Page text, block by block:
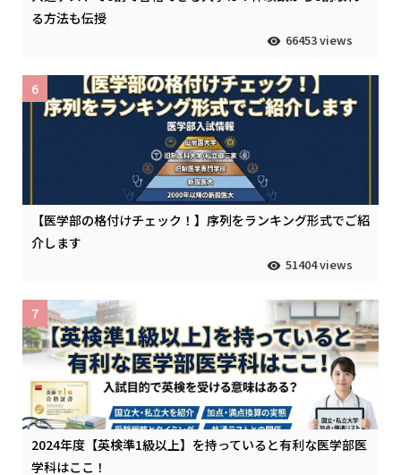
る方法も伝授
66453 views
【医学部の格付けチェック！】序列をランキング形式でご紹
介します
51404 views
6
2024年度【英検準1級以上】を持っていると有利な医学部医
学科はここ！
7